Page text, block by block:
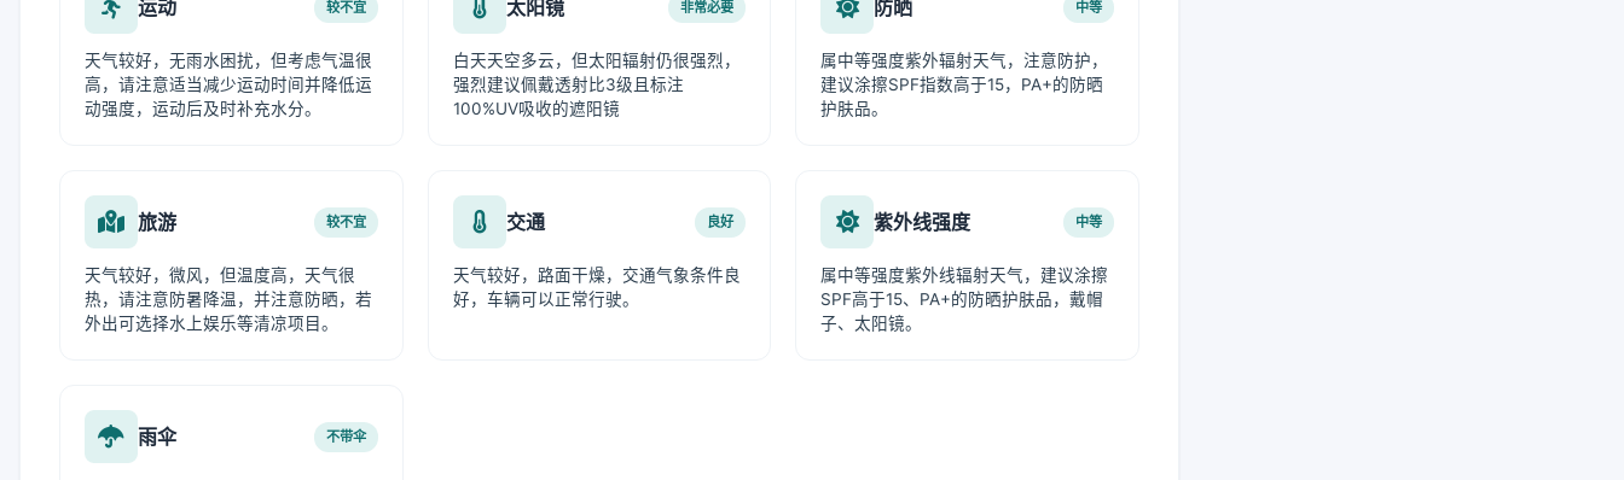
运动 较不宜
天气较好，无雨水困扰，但考虑气温很
高，请注意适当减少运动时间并降低运
动强度，运动后及时补充水分。
太阳镜 非常必要
白天天空多云，但太阳辐射仍很强烈，
强烈建议佩戴透射比3级且标注
100%UV吸收的遮阳镜
防晒 中等
属中等强度紫外辐射天气，注意防护，
建议涂擦SPF指数高于15，PA+的防晒
护肤品。
旅游 较不宜
天气较好，微风，但温度高，天气很
热，请注意防暑降温，并注意防晒，若
外出可选择水上娱乐等清凉项目。
交通 良好
天气较好，路面干燥，交通气象条件良
好，车辆可以正常行驶。
紫外线强度 中等
属中等强度紫外线辐射天气，建议涂擦
SPF高于15、PA+的防晒护肤品，戴帽
子、太阳镜。
雨伞 不带伞